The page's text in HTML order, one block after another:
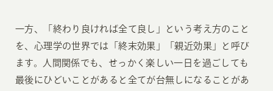
一方、「終わり良ければ全て良し」という考え方のこと
を、心理学の世界では「終末効果」「親近効果」と呼び
ます。人間関係でも、せっかく楽しい一日を過ごしても
最後にひどいことがあると全てが台無しになることがあ